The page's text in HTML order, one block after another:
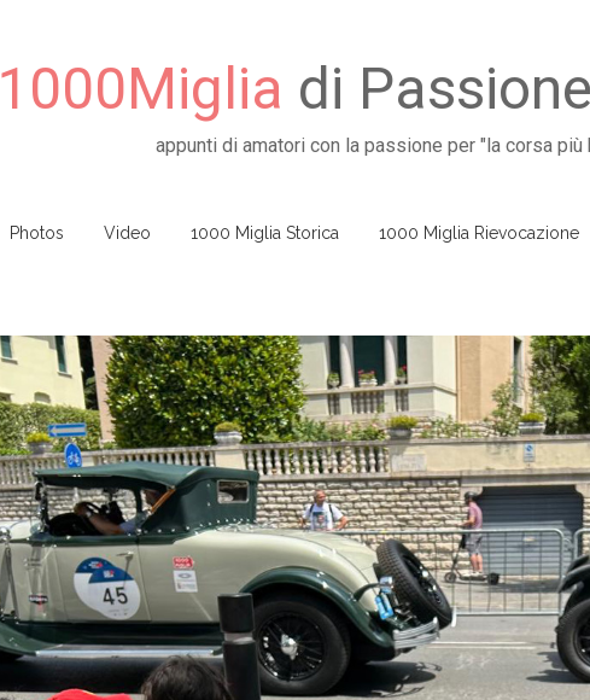
1000Miglia di
appunti di amatori con la passione per "la corsa più
Photos Video 1000 Miglia Storica 1000 Miglia Rievocazione